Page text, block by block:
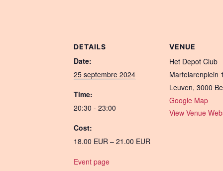
DETAILS
Date:
25 septembre 2024
Time:
20:30 - 23:00
Cost:
18.00 EUR – 21.00 EUR
Event page
VENUE
Het Depot Club
Martelarenplein
Leuven, 3000
Google Map
View Venue